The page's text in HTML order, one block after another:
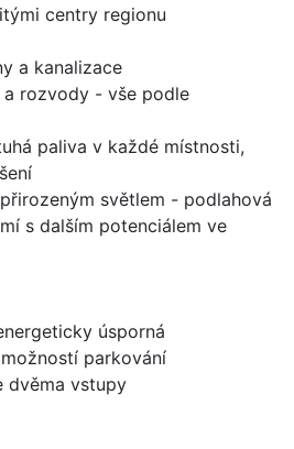
centry regionu
a kanalizace
rozvody - vše podle
paliva v každé místnosti,
světlem - podlahová
s dalším potenciálem ve
úsporná
parkování
dvěma vstupy